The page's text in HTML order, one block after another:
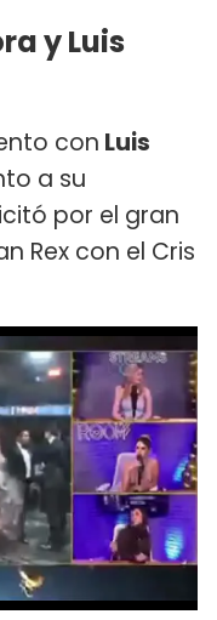
y Luis
con Luis
a su
por el gran
Rex con el Cris